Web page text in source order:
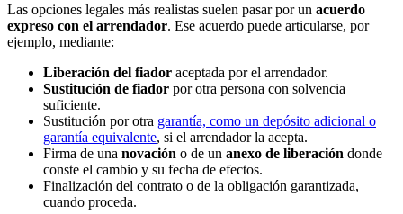
Las opciones legales más realistas suelen pasar por un acuerdo
expreso con el arrendador. Ese acuerdo puede articularse, por
ejemplo, mediante:
Liberación del fiador aceptada por el arrendador.
Sustitución de fiador por otra persona con solvencia
suficiente.
Sustitución por otra garantía, como un depósito adicional o
garantía equivalente, si el arrendador la acepta.
Firma de una novación o de un anexo de liberación donde
conste el cambio y su fecha de efectos.
Finalización del contrato o de la obligación garantizada,
cuando proceda.